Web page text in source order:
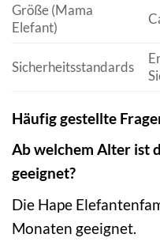
Größe (Mama
Elefant)
Sicherheitsstandards
Häufig gestellte
Ab welchem Alter ist
geeignet?
Die Hape
Monaten geeignet.